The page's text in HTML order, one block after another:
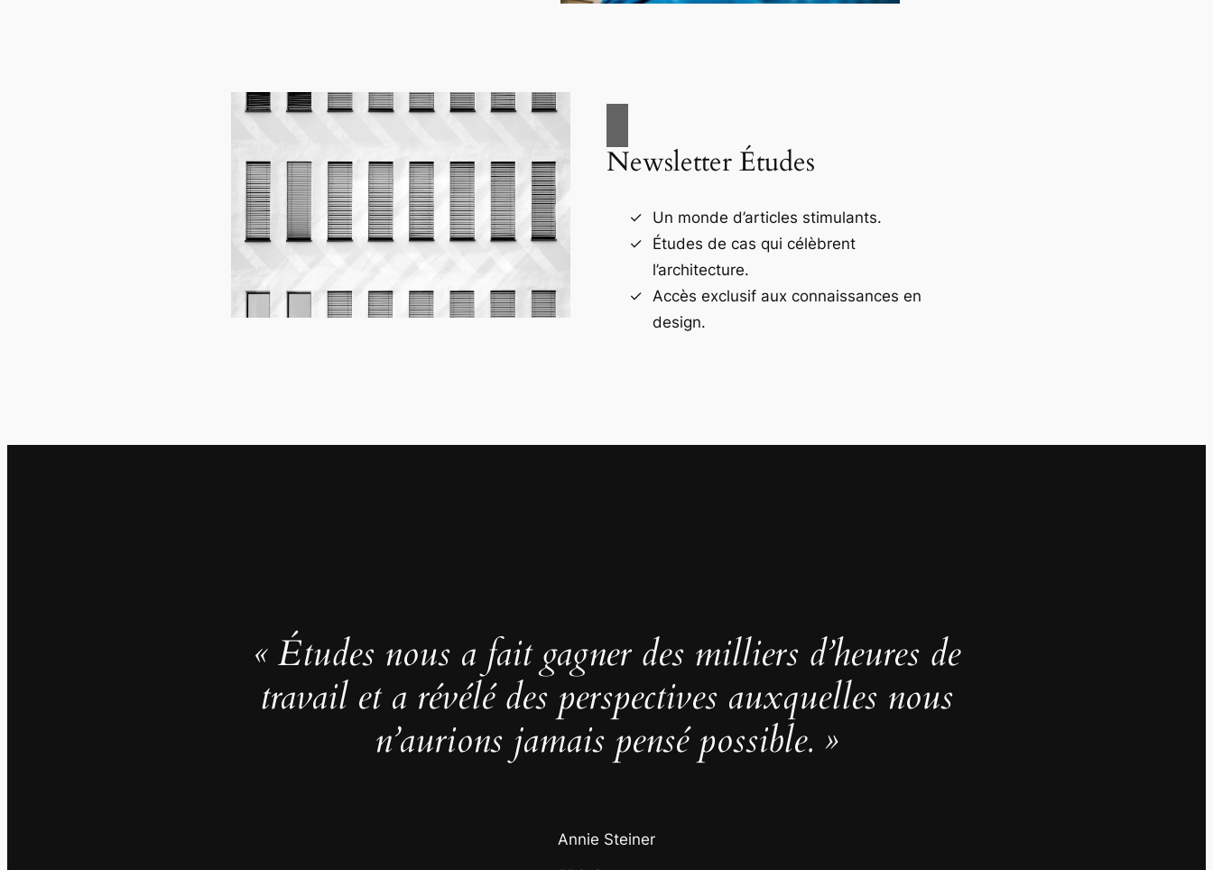
Newsletter Études
Un monde d’articles stimulants.
Études de cas qui célèbrent
l’architecture.
Accès exclusif aux connaissances en
design.
« Études nous a fait gagner des milliers d’heures de
travail et a révélé des perspectives auxquelles nous
n’aurions jamais pensé possible. »
Annie Steiner